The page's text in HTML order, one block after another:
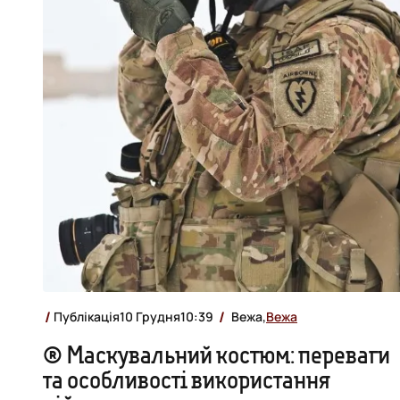
Публікація10 Грудня10:39 Вежа,Вежа
® Маскувальний костюм: переваги
та особливості використання